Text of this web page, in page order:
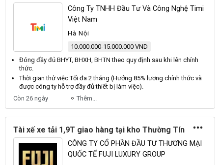
Công Ty TNHH Đầu Tư Và Công Nghệ Timi
Việt Nam
Hà Nội
10.000.000-15.000.000 VND
Đóng đầy đủ BHYT, BHXH, BHTN theo quy định sau khi lên chính
thức.
Thời gian thử việc:Tối đa 2 tháng (Hưởng 85% lương chính thức và
được công ty hỗ trợ đầy đủ thiết bị làm việc).
Còn 26 ngày
Thêm...
Tài xế xe tải 1,9T giao hàng tại kho Thường Tín
CÔNG TY CỔ PHẦN ĐẦU TƯ THƯƠNG MẠI
QUỐC TẾ FUJI LUXURY GROUP